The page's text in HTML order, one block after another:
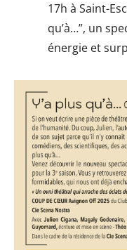
17h à Saint-
qu’à…”, un
énergie et